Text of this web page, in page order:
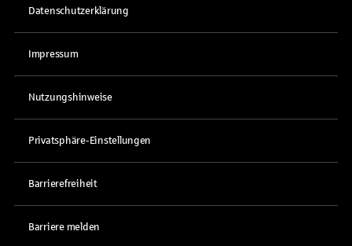
Datenschutzerklärung
Impressum
Nutzungshinweise
Privatsphäre-Einstellungen
Barrierefreiheit
Barriere melden